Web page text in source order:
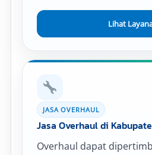
Lihat
JASA OVERHAUL
Jasa Overhaul di
Overhaul dapat